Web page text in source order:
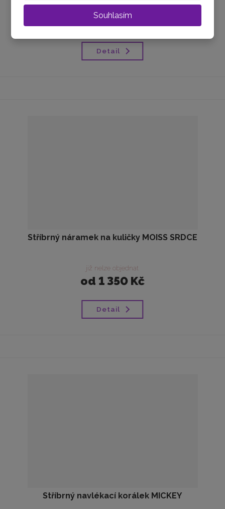
Souhlasím
od1 590 Kč
Detail
Stříbrný náramek na kuličky MOISS SRDCE
již nelze objednat
od 1 350 Kč
Detail
Stříbrný navlékací korálek MICKEY